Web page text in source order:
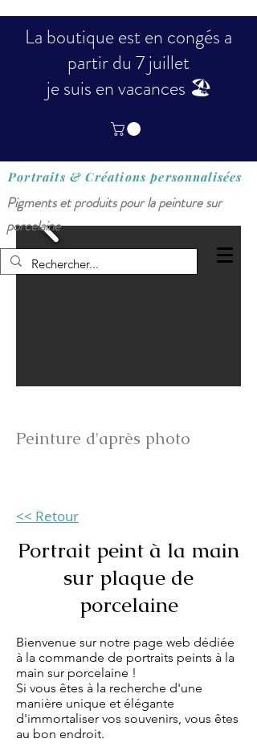
La boutique est en congés a
partir du 7 juillet
je suis en vacances 🏖️
Portraits & Créationspersonnalisées
Pigments et produits pour la peinture sur
porcelaine
Peinture d'après photo
<< Retour
Portrait peint à la main
sur plaque de
porcelaine
Bienvenue sur notre page web dédiée
à la commande de portraits peints à la
main sur porcelaine !
Si vous êtes à la recherche d'une
manière unique et élégante
d'immortaliser vos souvenirs, vous êtes
au bon endroit.